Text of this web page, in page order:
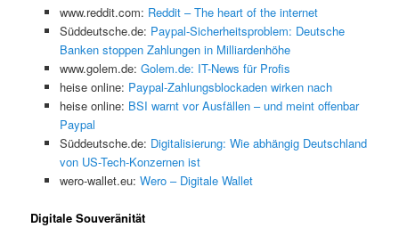
www.reddit.com: Reddit – The heart of the internet
Süddeutsche.de: Paypal-Sicherheitsproblem: Deutsche
Banken stoppen Zahlungen in Milliardenhöhe
www.golem.de: Golem.de: IT-News für Profis
heise online: Paypal-Zahlungsblockaden wirken nach
heise online: BSI warnt vor Ausfällen – und meint offenbar
Paypal
Süddeutsche.de: Digitalisierung: Wie abhängig Deutschland
von US-Tech-Konzernen ist
wero-wallet.eu: Wero – Digitale Wallet
Digitale Souveränität